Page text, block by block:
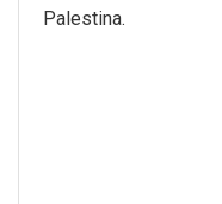
Palestina.